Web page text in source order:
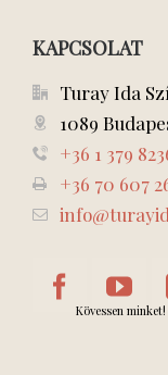
KAPCSOLAT
Turay Ida
1089
+36 1 379
+36 70 607
Kövessen minket!